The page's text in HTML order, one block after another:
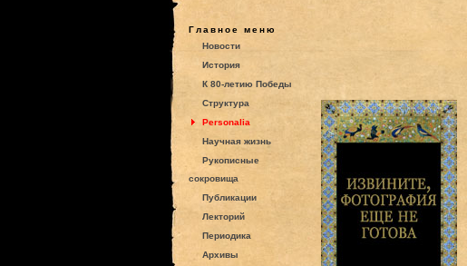
Главное меню
Новости
История
К 80-летию Победы
Структура
Personalia
Научная жизнь
Рукописные
сокровища
Публикации
Лекторий
Периодика
Архивы